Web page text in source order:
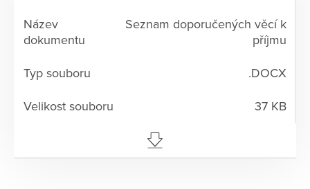
Seznam doporučených věcí k
příjmu
.DOCX
37 KB